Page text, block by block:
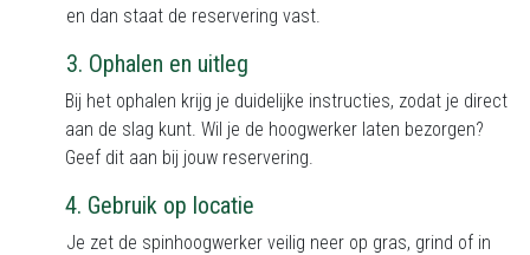
en dan staat de reservering vast.
3. Ophalen en uitleg
Bij het ophalen krijg je duidelijke instructies, zodat je direct
aan de slag kunt. Wil je de hoogwerker laten bezorgen?
Geef dit aan bij jouw reservering.
4. Gebruik op locatie
Je zet de spinhoogwerker veilig neer op gras, grind of in